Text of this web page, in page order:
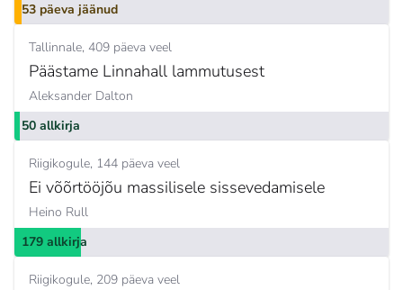
53 päeva jäänud
Tallinnale 409 päeva veel
Päästame Linnahall lammutusest
Aleksander Dalton
50 allkirja
Riigikogule 144 päeva veel
Ei võõrtööjõu massilisele sissevedamisele
Heino Rull
179 allkirja
Riigikogule 209 päeva veel